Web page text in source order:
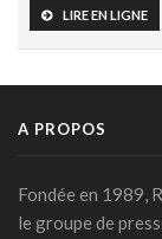
rassure
24 mars 2026 -
Prévenir le
17 mars 2026 -
prévenir la
11 mars 2026 -
LIRE EN LIGNE
A PROPOS
Fondée en 1989,
le groupe de